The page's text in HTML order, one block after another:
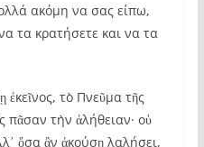
να σας είπω,
τα κρατήσετε και να τα
τὸ Πνεῦμα τῆς
πᾶσαν τὴν ἀλήθειαν· οὐ
ὅσα ἂν ἀκούσῃ λαλήσει,